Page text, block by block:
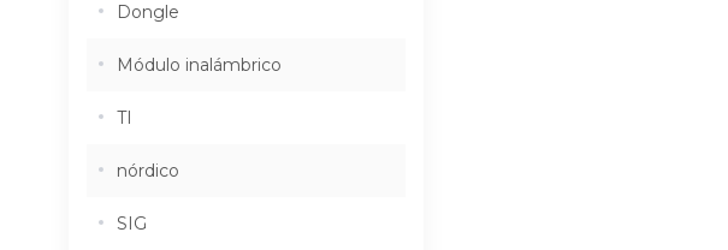
Dongle
Módulo inalámbrico
TI
nórdico
SIG